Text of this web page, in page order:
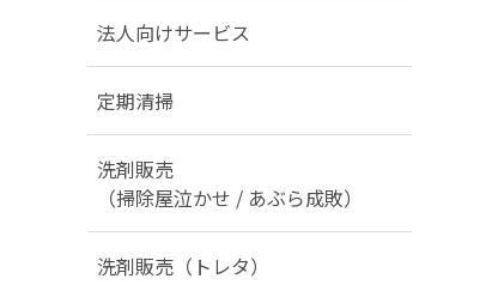
法人向けサービス
定期清掃
洗剤販売
（掃除屋泣かせ / あぶら成敗）
洗剤販売（トレタ）